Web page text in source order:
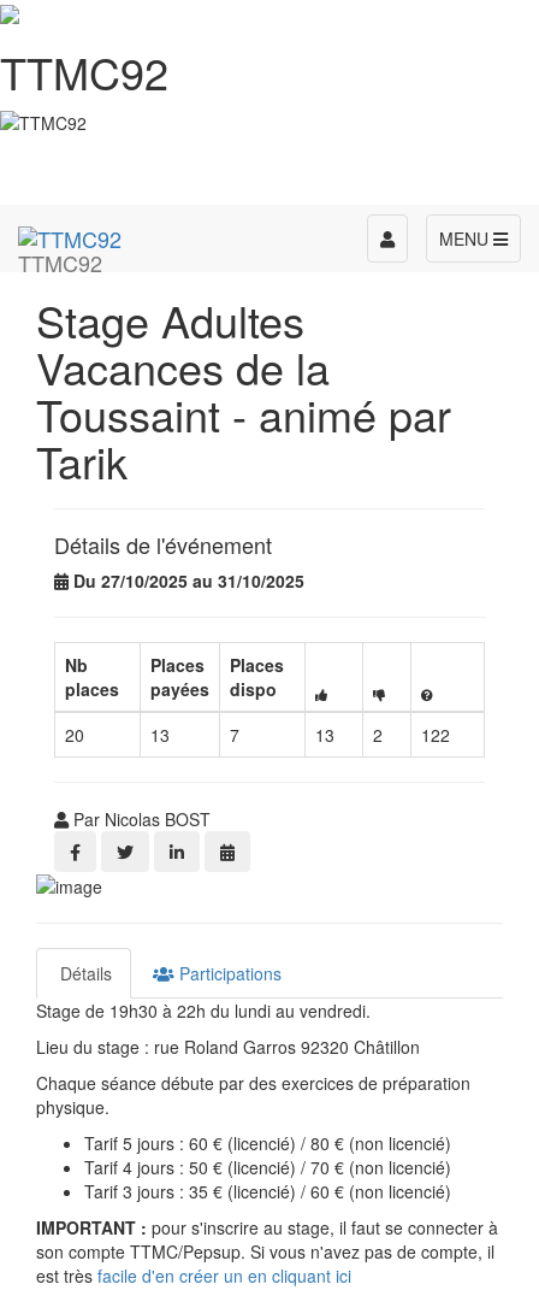
TTMC92
TTMC92
MENU
Toggle
navigation
Stage Adultes
Vacances de la
Toussaint - animé par
Tarik
Détails de l'événement
Du 27/10/2025 au 31/10/2025
Nb
places
Places
payées
Places
dispo
20
13 7 13 2 122
Par Nicolas BOST
Détails
Participations
Stage de 19h30 à 22h du lundi au vendredi.
Lieu du stage : rue Roland Garros 92320 Châtillon
Chaque séance débute par des exercices de préparation
physique.
Tarif 5 jours : 60 € (licencié) / 80 € (non licencié)
Tarif 4 jours : 50 € (licencié) / 70 € (non licencié)
Tarif 3 jours : 35 € (licencié) / 60 € (non licencié)
IMPORTANT : pour s'inscrire au stage, il faut se connecter à
son compte TTMC/Pepsup. Si vous n'avez pas de compte, il
est très facile d'en créer un en cliquant ici